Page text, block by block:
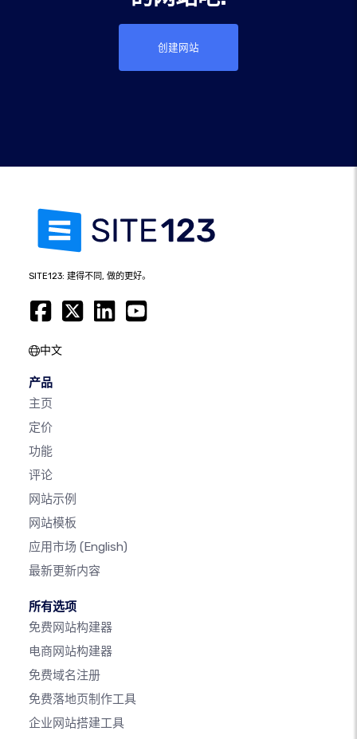
创建网站
SITE123: 建得不同, 做的更好。
中文
产品
主页
定价
功能
评论
网站示例
网站模板
应用市场 (English)
最新更新内容
所有选项
免费网站构建器
电商网站构建器
免费域名注册
免费落地页制作工具
企业网站搭建工具